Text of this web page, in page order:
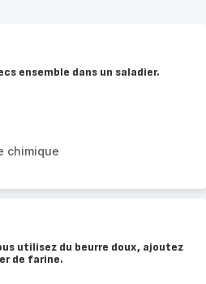
ensemble dans un saladier.
chimique
utilisez du beurre doux, ajoutez
de farine.